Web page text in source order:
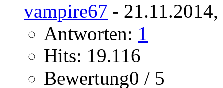
vampire67 -
Antworten: 1
Hits: 19.116
Bewertung0 / 5